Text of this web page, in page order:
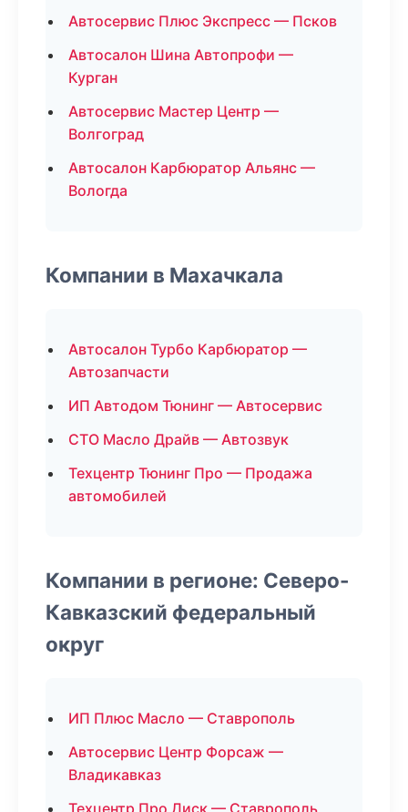
Автосервис Плюс Экспресс — Псков
Автосалон Шина Автопрофи —
Курган
Автосервис Мастер Центр —
Волгоград
Автосалон Карбюратор Альянс —
Вологда
Компании в Махачкала
Автосалон Турбо Карбюратор —
Автозапчасти
ИП Автодом Тюнинг — Автосервис
СТО Масло Драйв — Автозвук
Техцентр Тюнинг Про — Продажа
автомобилей
Компании в регионе: Северо-
Кавказский федеральный
округ
ИП Плюс Масло — Ставрополь
Автосервис Центр Форсаж —
Владикавказ
Техцентр Про Диск — Ставрополь